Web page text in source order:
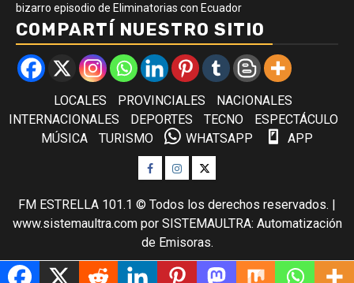
bizarro episodio de Eliminatorias con Ecuador
COMPARTÍ NUESTRO SITIO
LOCALES PROVINCIALES
NACIONALES
INTERNACIONALES
DEPORTES TECNO
ESPECTÁCULO
MÚSICA
TURISMO WHATSAPP APP
Facebook
Instagram
Twitter
FM ESTRELLA 101.1 © Todos los derechos reservados. |
www.sistemaultra.compor SISTEMAULTRA: Automatización
de Emisoras.